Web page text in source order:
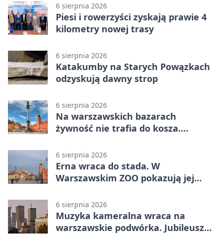
6 sierpnia 2026
Piesi i rowerzyści zyskają prawie 4
kilometry nowej trasy
6 sierpnia 2026
Katakumby na Starych Powązkach
odzyskują dawny strop
6 sierpnia 2026
Na warszawskich bazarach
żywność nie trafia do kosza.
6 sierpnia 2026
Erna wraca do stada. W
Warszawskim ZOO pokazują jej
6 sierpnia 2026
Muzyka kameralna wraca na
warszawskie podwórka. Jubileusz